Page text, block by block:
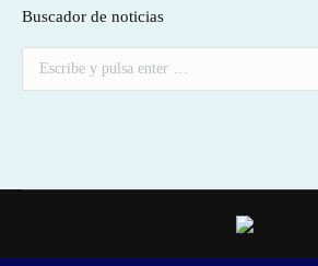
Buscador de noticias